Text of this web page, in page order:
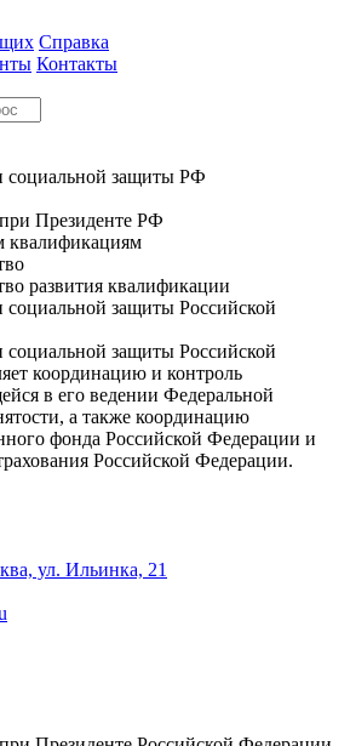
Справка
Контакты
социальной защиты РФ
Президенте РФ
квалификациям
развития квалификации
социальной защиты Российской
социальной защиты Российской
координацию и контроль
в его ведении Федеральной
а также координацию
фонда Российской Федерации и
Российской Федерации.
ул. Ильинка, 21